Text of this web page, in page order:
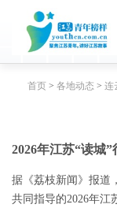
首页 > 各地动态 > 连
2026年江苏“读城
据《荔枝新闻》报道
共同指导的2026年江